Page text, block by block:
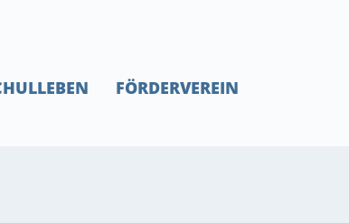
FÖRDERVEREIN